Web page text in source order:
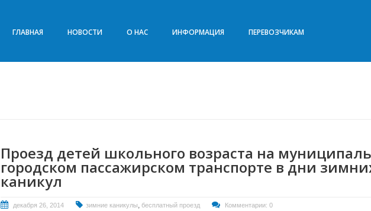
ГЛАВНАЯ НОВОСТИ О НАС ИНФОРМАЦИЯ ПЕРЕВОЗЧИКАМ
Проезд детей школьного возраста на
городском пассажирском транспорте в дни
каникул
декабря 26, 2014 зимние каникулы, бесплатный проезд Комментарии: 0